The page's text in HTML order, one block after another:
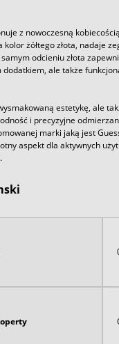
z nowoczesną
żółtego złota, nadaje
odcieniu złota
ale także
estetykę, ale
i precyzyjne
marki jaką jest
aspekt dla aktywnych